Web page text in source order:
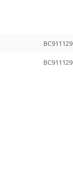
BC911129
BC911129